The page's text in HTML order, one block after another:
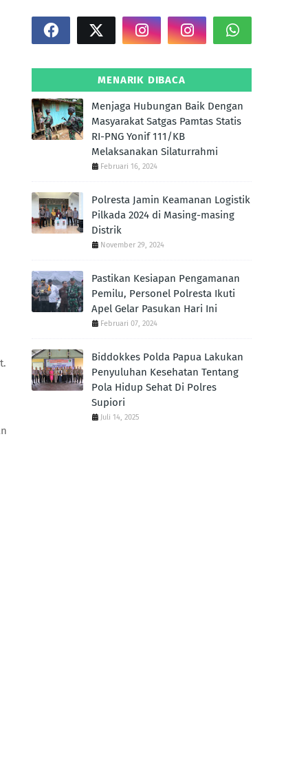
MENARIK DIBACA
Menjaga Hubungan Baik Dengan
Masyarakat Satgas Pamtas Statis
RI-PNG Yonif 111/KB
Melaksanakan Silaturrahmi
Februari 16, 2024
Polresta Jamin Keamanan Logistik
Pilkada 2024 di Masing-masing
Distrik
November 29, 2024
Pastikan Kesiapan Pengamanan
Pemilu, Personel Polresta Ikuti
Apel Gelar Pasukan Hari Ini
Februari 07, 2024
Biddokkes Polda Papua Lakukan
Penyuluhan Kesehatan Tentang
Pola Hidup Sehat Di Polres
Supiori
Juli 14, 2025